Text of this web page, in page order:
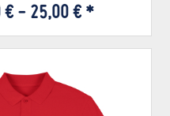
€ - 25,00 € *